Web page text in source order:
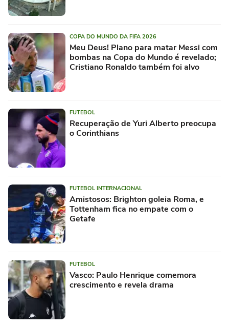
COPA DO MUNDO DA FIFA 2026
Meu Deus! Plano para matar Messi com
bombas na Copa do Mundo é revelado;
Cristiano Ronaldo também foi alvo
FUTEBOL
Recuperação de Yuri Alberto preocupa
o Corinthians
FUTEBOL INTERNACIONAL
Amistosos: Brighton goleia Roma, e
Tottenham fica no empate com o
Getafe
FUTEBOL
Vasco: Paulo Henrique comemora
crescimento e revela drama